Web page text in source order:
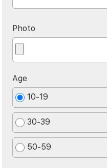
Photo
Age
10-19
30-39
50-59